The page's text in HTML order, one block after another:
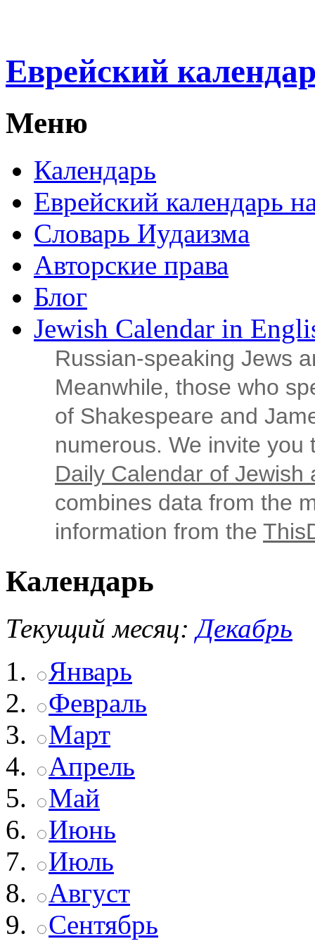
Еврейский
Меню
Календарь
Еврейский календарь
Словарь Иудаизма
Авторские права
Блог
Jewish Calendar in
Russian‑speaking Jews
Meanwhile, those who
of Shakespeare and
numerous. We invite
Daily Calendar of Jewish
combines data from the
information from the
Календарь
Текущий месяц: Декабрь
Январь
Февраль
Март
Апрель
Май
Июнь
Июль
Август
Сентябрь